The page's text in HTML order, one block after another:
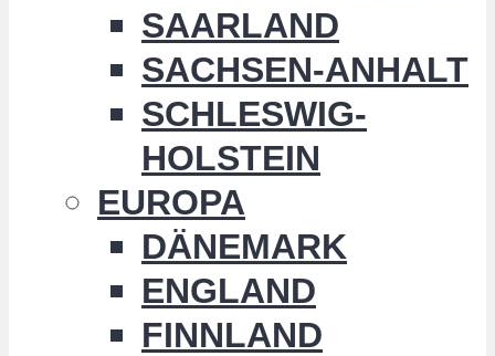
SAARLAND
SACHSEN-ANHALT
SCHLESWIG-
HOLSTEIN
EUROPA
DÄNEMARK
ENGLAND
FINNLAND